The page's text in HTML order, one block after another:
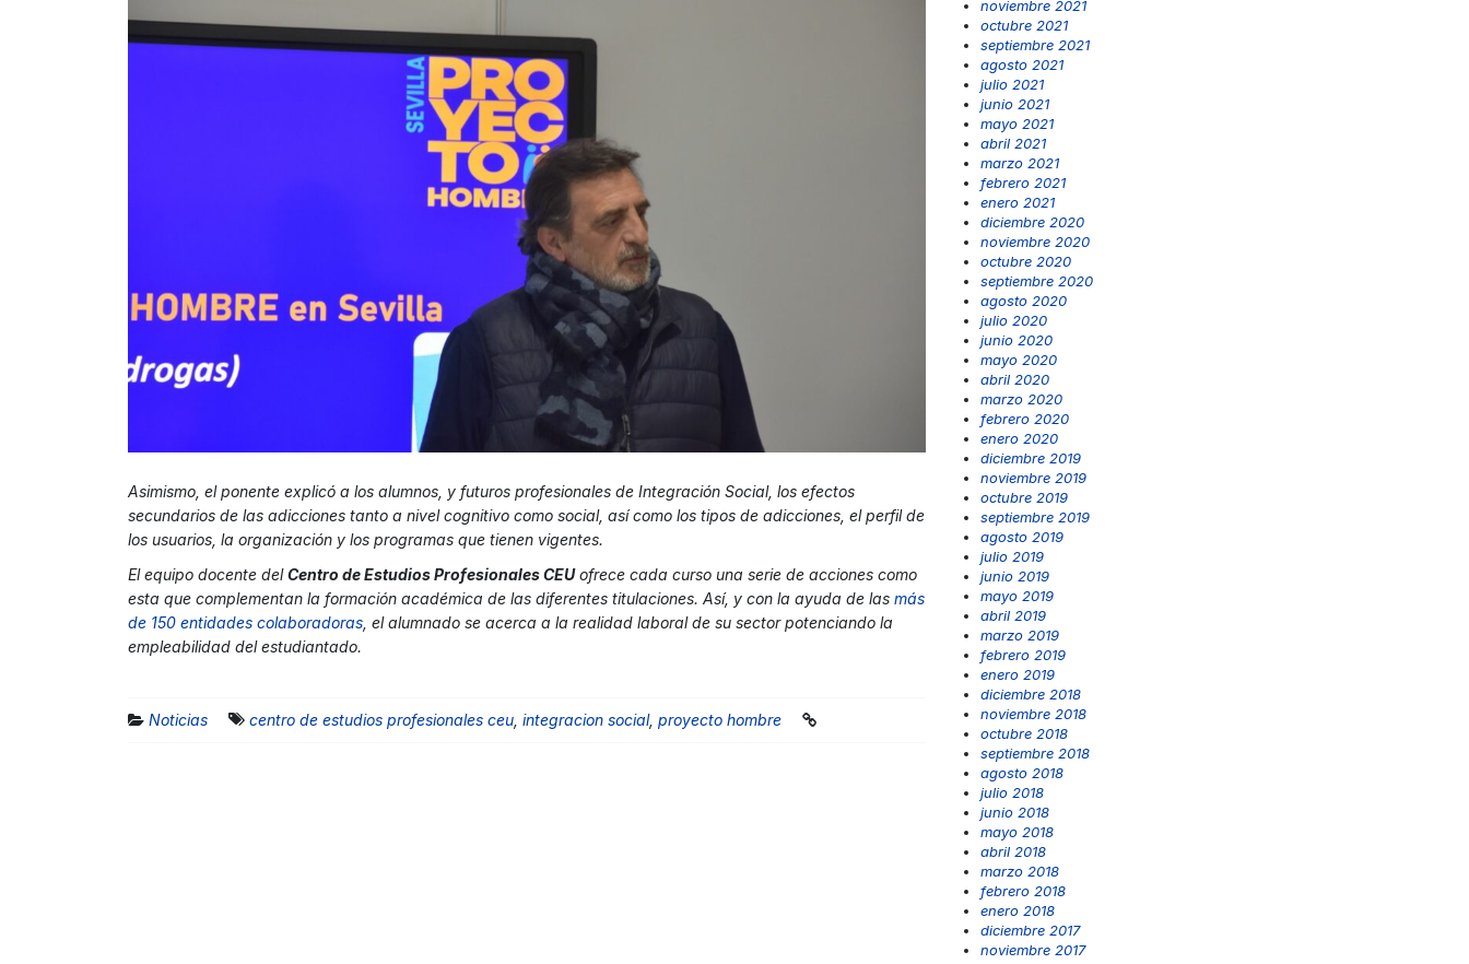
Asimismo, el ponente explicó a los alumnos, y futuros profesionales de Integración Social, los efectos
secundarios de las adicciones tanto a nivel cognitivo como social, así como los tipos de adicciones, el perfil de
los usuarios, la organización y los programas que tienen vigentes.
El equipo docente delCentro de Estudios Profesionales CEUofrece cada curso una serie de acciones como
esta que complementan la formación académica de las diferentes titulaciones. Así, y con la ayuda de las más
de 150 entidades colaboradoras , el alumnado se acerca a la realidad laboral de su sector potenciando la
empleabilidad del estudiantado.
Noticias centro de estudios profesionales ceu integracion social, proyecto hombre
noviembre 2021
octubre 2021
septiembre 2021
agosto 2021
julio 2021
junio 2021
mayo 2021
abril 2021
marzo 2021
febrero 2021
enero 2021
diciembre 2020
noviembre 2020
octubre 2020
septiembre 2020
agosto 2020
julio 2020
junio 2020
mayo 2020
abril 2020
marzo 2020
febrero 2020
enero 2020
diciembre 2019
noviembre 2019
octubre 2019
septiembre 2019
agosto 2019
julio 2019
junio 2019
mayo 2019
abril 2019
marzo 2019
febrero 2019
enero 2019
diciembre 2018
noviembre 2018
octubre 2018
septiembre 2018
agosto 2018
julio 2018
junio 2018
mayo 2018
abril 2018
marzo 2018
febrero 2018
enero 2018
diciembre 2017
noviembre 2017